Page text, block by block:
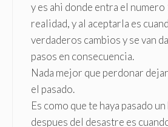
y es ahi donde entra el
realidad, y al aceptarla es
verdaderos cambios y se van
pasos en consecuencia.
Nada mejor que perdonar
el pasado.
Es como que te haya pasado
despues del desastre es